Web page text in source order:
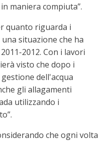
maniera compiuta”.
quanto riguarda i
situazione che ha
2012. Con i lavori
visto che dopo i
dell'acqua
gli allagamenti
utilizzando i
che ogni volta